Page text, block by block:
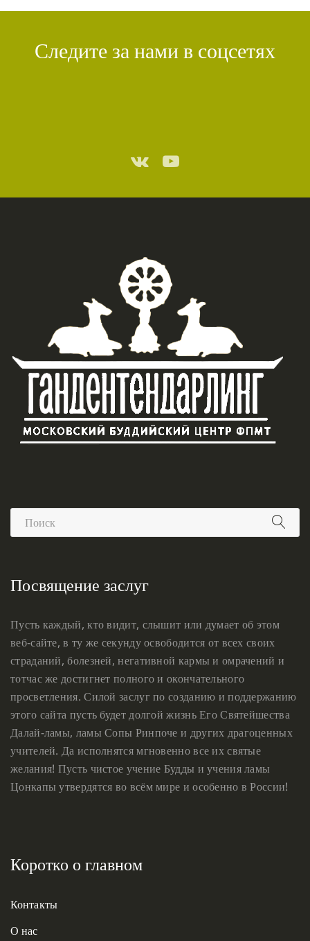
Следите за нами в соцсетях
Посвящение заслуг
Пусть каждый, кто видит, слышит или думает об этом
веб-сайте, в ту же секунду освободится от всех своих
страданий, болезней, негативной кармы и омрачений и
тотчас же достигнет полного и окончательного
просветления. Силой заслуг по созданию и поддержанию
этого сайта пусть будет долгой жизнь Его Святейшества
Далай-ламы, ламы Сопы Ринпоче и других драгоценных
учителей. Да исполнятся мгновенно все их святые
желания! Пусть чистое учение Будды и учения ламы
Цонкапы утвердятся во всём мире и особенно в России!
Коротко о главном
Контакты
О нас